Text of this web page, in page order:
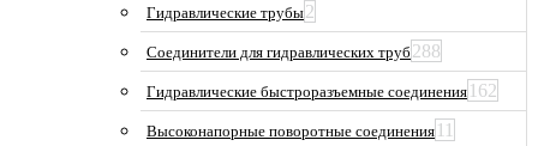
Гидравлические трубы2
Соединители для гидравлических труб 288
Гидравлические быстроразъемные соединения 162
Высоконапорные поворотные соединения 11